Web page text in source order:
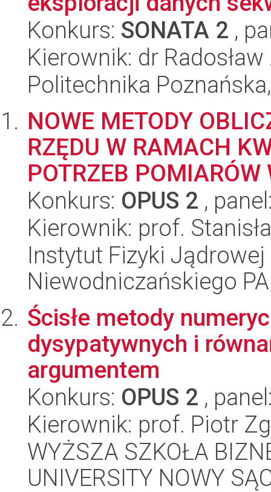
Konkurs: SONATA 2 ,
Kierownik: dr
Politechnika
NOWE METODY
RZĘDU W RAMACH
POTRZEB
Konkurs: OPUS 2 ,
Kierownik: prof.
Instytut Fizyki
Niewodniczańskiego
Ścisłe metody
dysypatywnych i
argumentem
Konkurs: OPUS 2 ,
Kierownik: prof. Piotr
WYŻSZA SZKOŁA
UNIVERSITY NOWY